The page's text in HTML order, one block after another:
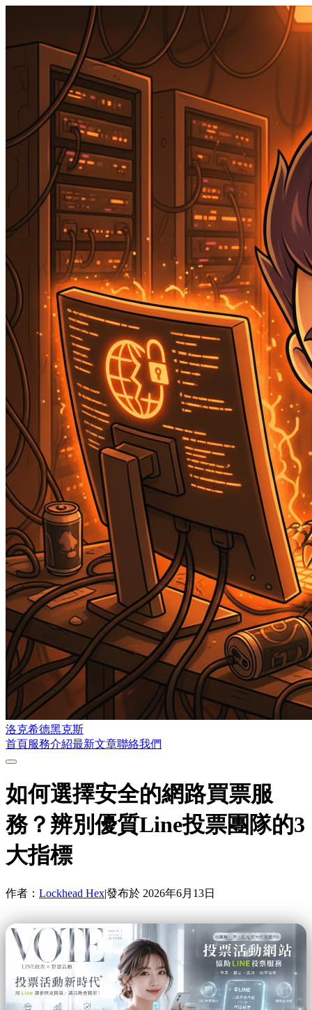
洛克希德黑克斯
首頁服務介紹最新文章聯絡我們
如何選擇安全的網路買票服
務？辨別優質Line投票團隊的3
大指標
作者： Lockhead Hex|發布於 2026年6月13日